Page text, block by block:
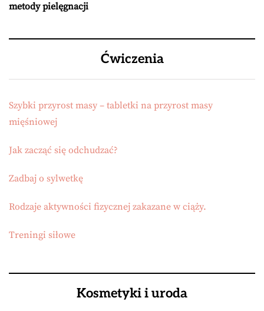
metody pielęgnacji
Ćwiczenia
Szybki przyrost masy – tabletki na przyrost masy
mięśniowej
Jak zacząć się odchudzać?
Zadbaj o sylwetkę
Rodzaje aktywności fizycznej zakazane w ciąży.
Treningi siłowe
Kosmetyki i uroda